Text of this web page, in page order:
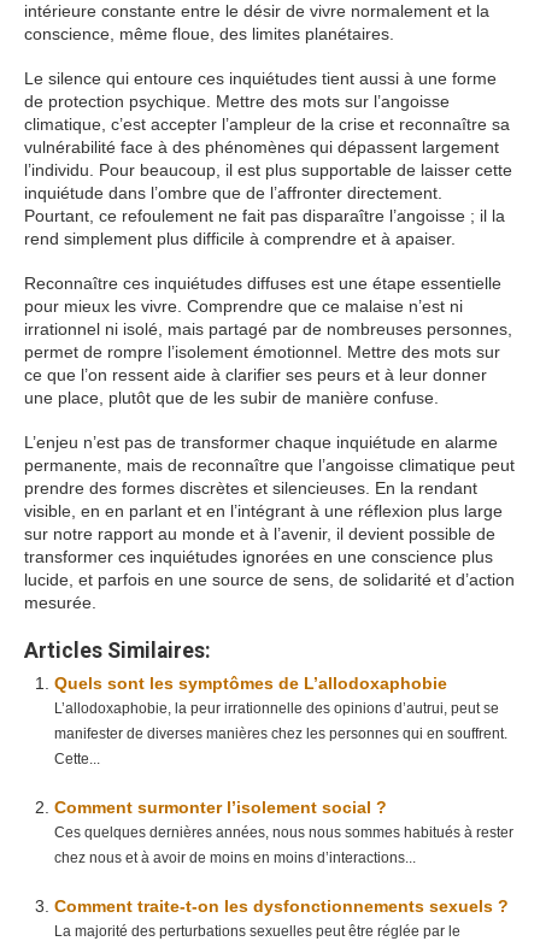
intérieure constante entre le désir de vivre normalement et la
conscience, même floue, des limites planétaires.
Le silence qui entoure ces inquiétudes tient aussi à une forme
de protection psychique. Mettre des mots sur l’angoisse
climatique, c’est accepter l’ampleur de la crise et reconnaître sa
vulnérabilité face à des phénomènes qui dépassent largement
l’individu. Pour beaucoup, il est plus supportable de laisser cette
inquiétude dans l’ombre que de l’affronter directement.
Pourtant, ce refoulement ne fait pas disparaître l’angoisse ; il la
rend simplement plus difficile à comprendre et à apaiser.
Reconnaître ces inquiétudes diffuses est une étape essentielle
pour mieux les vivre. Comprendre que ce malaise n’est ni
irrationnel ni isolé, mais partagé par de nombreuses personnes,
permet de rompre l’isolement émotionnel. Mettre des mots sur
ce que l’on ressent aide à clarifier ses peurs et à leur donner
une place, plutôt que de les subir de manière confuse.
L’enjeu n’est pas de transformer chaque inquiétude en alarme
permanente, mais de reconnaître que l’angoisse climatique peut
prendre des formes discrètes et silencieuses. En la rendant
visible, en en parlant et en l’intégrant à une réflexion plus large
sur notre rapport au monde et à l’avenir, il devient possible de
transformer ces inquiétudes ignorées en une conscience plus
lucide, et parfois en une source de sens, de solidarité et d’action
mesurée.
Articles Similaires:
Quels sont les symptômes de L’allodoxaphobie
L’allodoxaphobie, la peur irrationnelle des opinions d’autrui, peut se
manifester de diverses manières chez les personnes qui en souffrent.
Cette...
Comment surmonter l’isolement social ?
Ces quelques dernières années, nous nous sommes habitués à rester
chez nous et à avoir de moins en moins d’interactions...
Comment traite-t-on les dysfonctionnements sexuels ?
La majorité des perturbations sexuelles peut être réglée par le